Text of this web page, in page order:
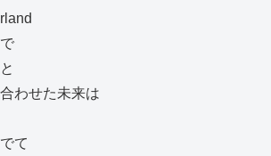
わせた未来は
て